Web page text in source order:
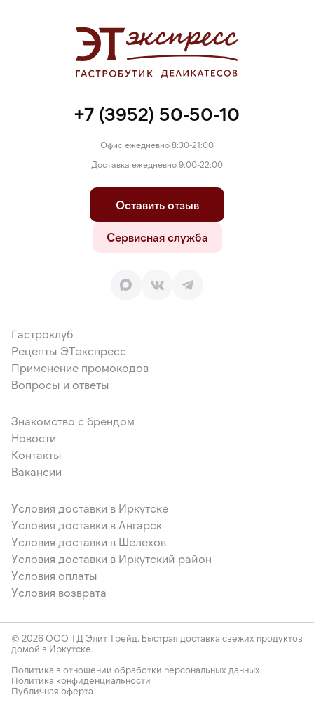
+7 (3952) 50-50-10
Офис ежедневно 8:30-21:00
Доставка ежедневно 9:00-22:00
Оставить отзыв
Сервисная служба
Гастроклуб
Рецепты ЭТэкспресс
Применение промокодов
Вопросы и ответы
Знакомство с брендом
Новости
Контакты
Вакансии
Условия доставки в Иркутске
Условия доставки в Ангарск
Условия доставки в Шелехов
Условия доставки в Иркутский район
Условия оплаты
Условия возврата
© 2026 ООО ТД Элит Трейд. Быстрая доставка свежих продуктов
домой в Иркутске.
Политика в отношении обработки персональных данных
Политика конфиденциальности
Публичная оферта